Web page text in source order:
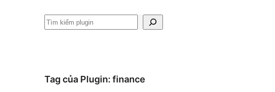
Tìm
Tag của Plugin: finance